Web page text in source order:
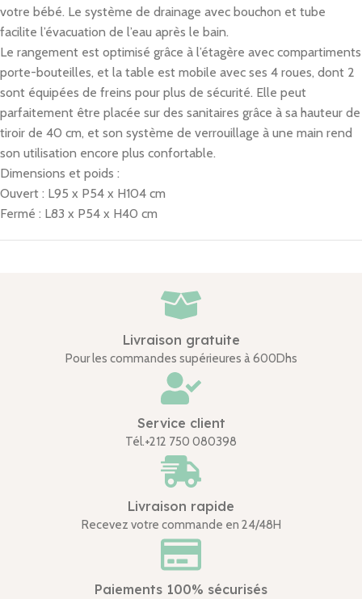
votre bébé. Le système de drainage avec bouchon et tube
facilite l’évacuation de l’eau après le bain.
Le rangement est optimisé grâce à l’étagère avec compartiments
porte-bouteilles, et la table est mobile avec ses 4 roues, dont 2
sont équipées de freins pour plus de sécurité. Elle peut
parfaitement être placée sur des sanitaires grâce à sa hauteur de
tiroir de 40 cm, et son système de verrouillage à une main rend
son utilisation encore plus confortable.
Dimensions et poids :
Ouvert : L95 x P54 x H104 cm
Fermé : L83 x P54 x H40 cm
Livraison gratuite
Pour les commandes supérieures à 600Dhs
Service client
Tél.+212 750 080398
Livraison rapide
Recevez votre commande en 24/48H
Paiements 100% sécurisés